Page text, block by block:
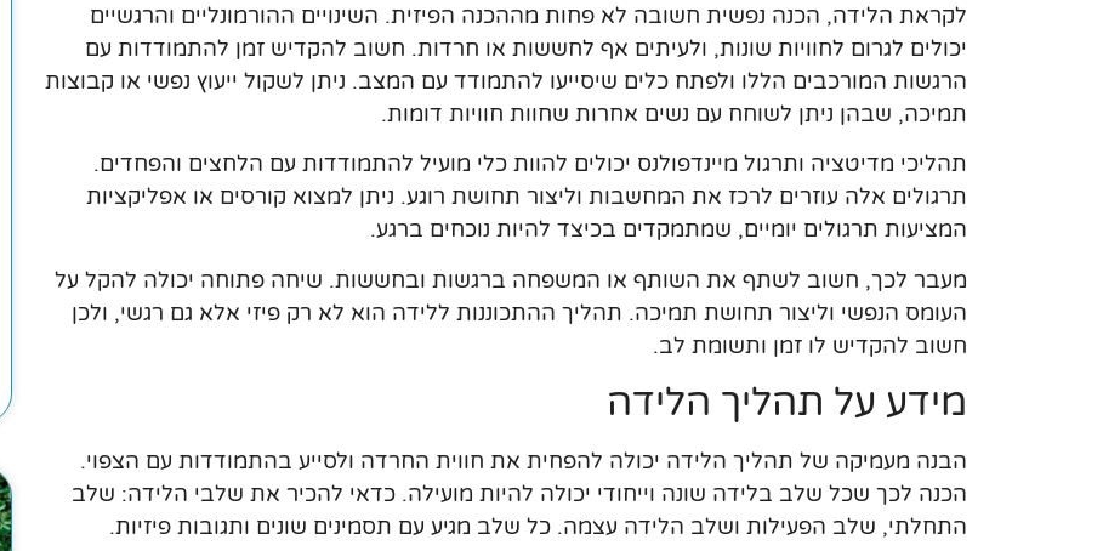
לקראת הלידה, הכנה נפשית חשובה לא פחות מההכנה הפיזית. השינויים ההורמונליים והרגשיים
יכולים לגרום לחוויות שונות, ולעיתים אף לחששות או חרדות. חשוב להקדיש זמן להתמודדות עם
הרגשות המורכבים הללו ולפתח כלים שיסייעו להתמודד עם המצב. ניתן לשקול ייעוץ נפשי או קבוצות
תמיכה, שבהן ניתן לשוחח עם נשים אחרות שחוות חוויות דומות.
תהליכי מדיטציה ותרגול מיינדפולנס יכולים להוות כלי מועיל להתמודדות עם הלחצים והפחדים.
תרגולים אלה עוזרים לרכז את המחשבות וליצור תחושת רוגע. ניתן למצוא קורסים או אפליקציות
המציעות תרגולים יומיים, שמתמקדים בכיצד להיות נוכחים ברגע.
מעבר לכך, חשוב לשתף את השותף או המשפחה ברגשות ובחששות. שיחה פתוחה יכולה להקל על
העומס הנפשי וליצור תחושת תמיכה. תהליך ההתכוננות ללידה הוא לא רק פיזי אלא גם רגשי, ולכן
חשוב להקדיש לו זמן ותשומת לב.
מידע על תהליך הלידה
הבנה מעמיקה של תהליך הלידה יכולה להפחית את חווית החרדה ולסייע בהתמודדות עם הצפוי.
הכנה לכך שכל שלב בלידה שונה וייחודי יכולה להיות מועילה. כדאי להכיר את שלבי הלידה: שלב
התחלתי, שלב הפעילות ושלב הלידה עצמה. כל שלב מגיע עם תסמינים שונים ותגובות פיזיות.